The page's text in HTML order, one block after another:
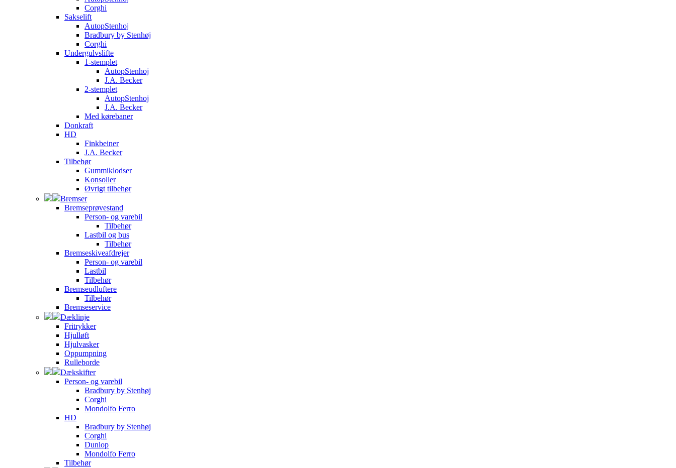
Corghi
Sakselift
AutopStenhoj
Bradbury by Stenhøj
Corghi
Undergulvslifte
1-stemplet
AutopStenhoj
J.A. Becker
2-stemplet
AutopStenhoj
J.A. Becker
Med kørebaner
Donkraft
HD
Finkbeiner
J.A. Becker
Tilbehør
Gummiklodser
Konsoller
Øvrigt tilbehør
Bremser
Bremseprøvestand
Person- og varebil
Tilbehør
Lastbil og bus
Tilbehør
Bremseskiveafdrejer
Person- og varebil
Lastbil
Tilbehør
Bremseudluftere
Tilbehør
Bremseservice
Dæklinje
Fritrykker
Hjulløft
Hjulvasker
Oppumpning
Rulleborde
Dækskifter
Person- og varebil
Bradbury by Stenhøj
Corghi
Mondolfo Ferro
HD
Bradbury by Stenhøj
Corghi
Dunlop
Mondolfo Ferro
Tilbehør